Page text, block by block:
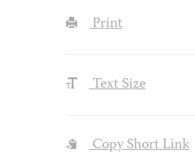
Print
Text Size
Copy Short Link